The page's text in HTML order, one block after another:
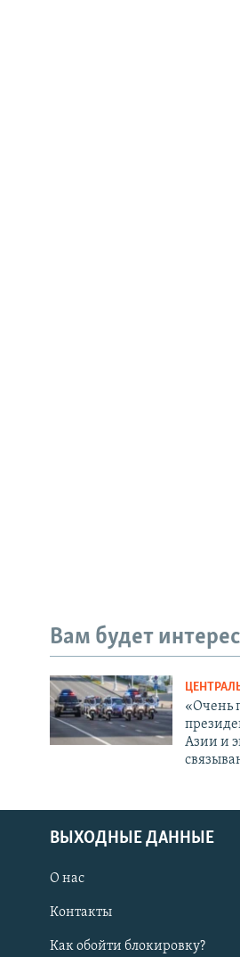
Вам будет
«Очень
Азии и
ВЫХОДНЫЕ ДАННЫЕ
О нас
Контакты
Как обойти блокировку?